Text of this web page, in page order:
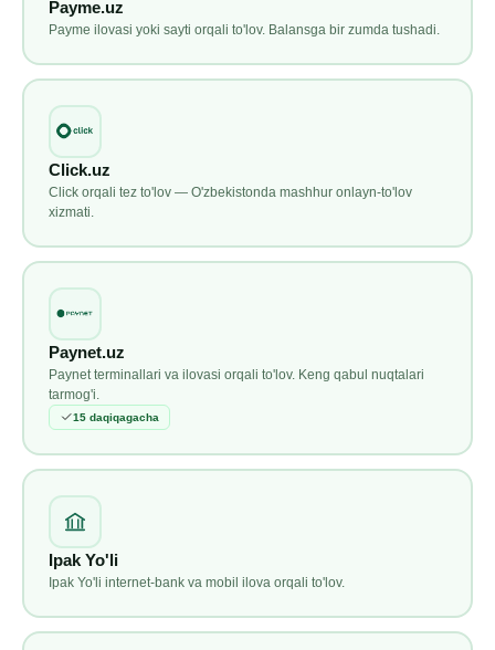
Payme.uz
Payme ilovasi yoki sayti orqali to'lov. Balansga bir zumda tushadi.
Click.uz
Click orqali tez to'lov — O'zbekistonda mashhur onlayn-to'lov
xizmati.
Paynet.uz
Paynet terminallari va ilovasi orqali to'lov. Keng qabul nuqtalari
tarmog'i.
15 daqiqagacha
Ipak Yo'li
Ipak Yo'li internet-bank va mobil ilova orqali to'lov.